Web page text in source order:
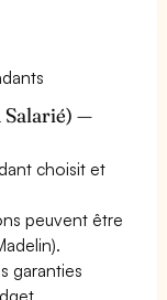
Salarié) —
choisit et
peuvent être
garanties